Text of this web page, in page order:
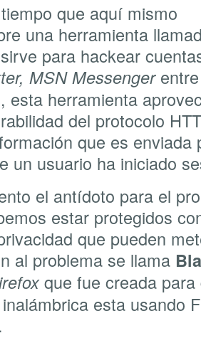
que aquí mismo
una herramienta
para hackear
MSN Messenger
esta herramienta
del protocolo
que es enviada
un usuario ha iniciado
el antídoto para el
estar protegidos
que pueden
al problema se llama
que fue creada para
esta usando